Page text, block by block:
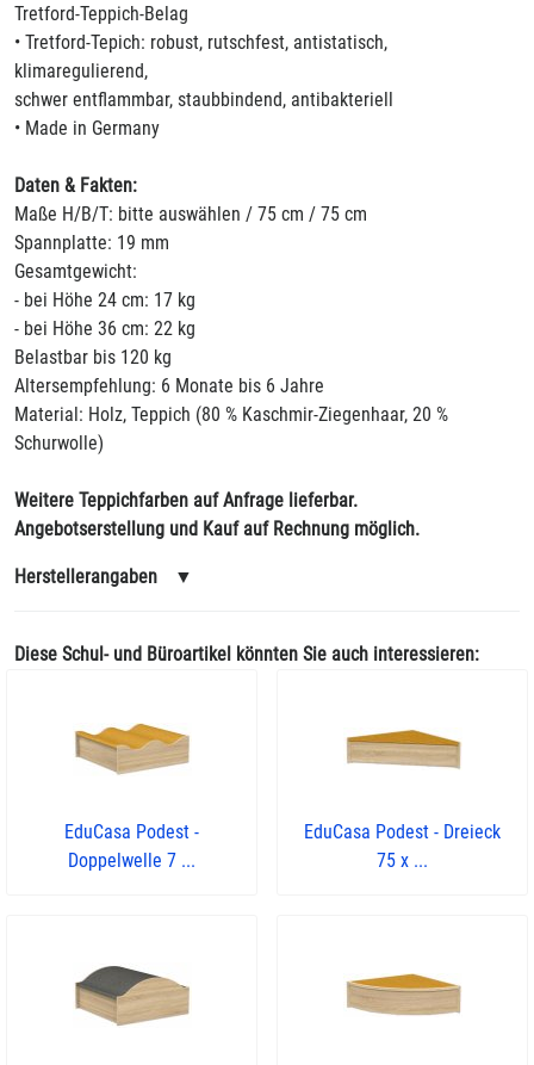
Tretford-Teppich-Belag
• Tretford-Tepich: robust, rutschfest, antistatisch,
klimaregulierend,
schwer entflammbar, staubbindend, antibakteriell
• Made in Germany
Daten & Fakten:
Maße H/B/T: bitte auswählen / 75 cm / 75 cm
Spannplatte: 19 mm
Gesamtgewicht:
- bei Höhe 24 cm: 17 kg
- bei Höhe 36 cm: 22 kg
Belastbar bis 120 kg
Altersempfehlung: 6 Monate bis 6 Jahre
Material: Holz, Teppich (80 % Kaschmir-Ziegenhaar, 20 %
Schurwolle)
Weitere Teppichfarben auf Anfrage lieferbar.
Angebotserstellung und Kauf auf Rechnung möglich.
Herstellerangaben ▼
Diese Schul- und Büroartikel könnten Sie auch interessieren:
EduCasa Podest -
Doppelwelle 7 ...
EduCasa Podest - Dreieck
75 x ...